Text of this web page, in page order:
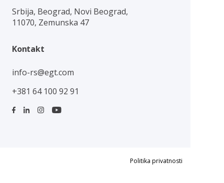
Srbija, Beograd, Novi Beograd,
11070, Zemunska 47
Kontakt
info-rs@egt.com
+381 64 100 92 91
Politika privatnosti